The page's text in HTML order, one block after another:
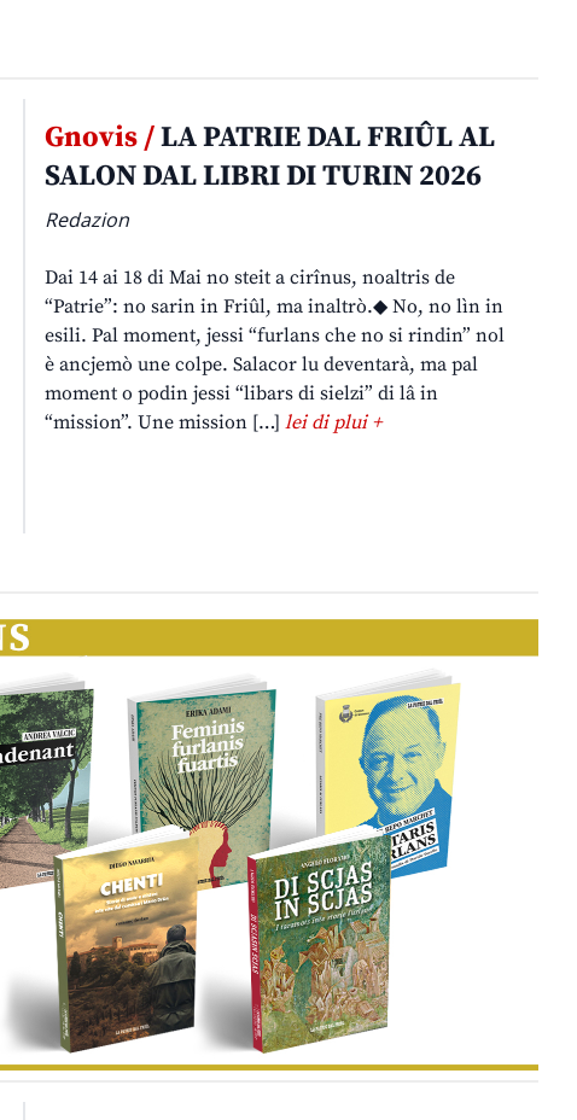
Gnovis /LA PATRIE DAL FRIÛL AL
SALON DAL LIBRI DI TURIN 2026
Redazion
Dai 14 ai 18 di Mai no steit a cirînus, noaltris de
“Patrie”: no sarin in Friûl, ma inaltrò.◆ No, no lìn in
esili. Pal moment, jessi “furlans che no si rindin” nol
è ancjemò une colpe. Salacor lu deventarà, ma pal
moment o podin jessi “libars di sielzi” di lâ in
“mission”. Une mission […]lei di plui +